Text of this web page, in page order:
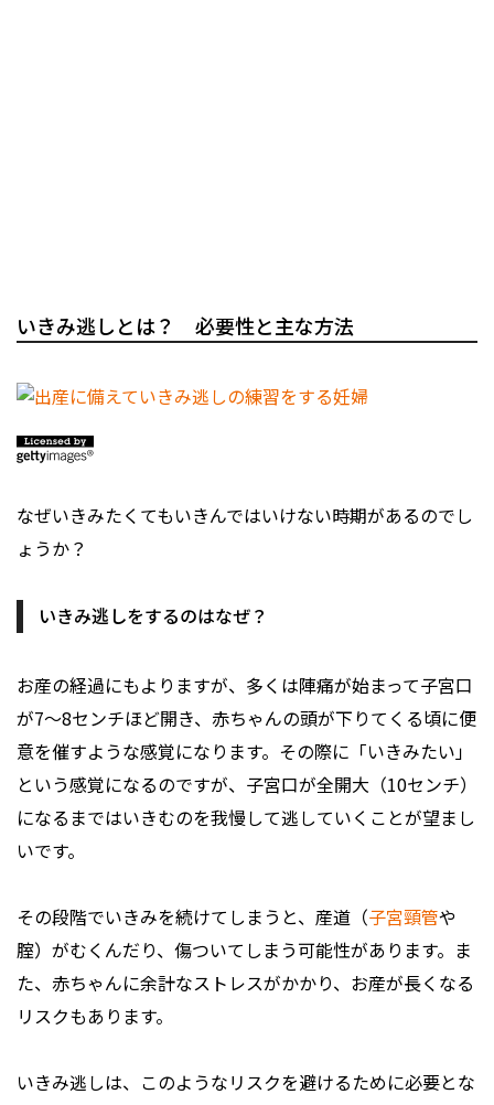
いきみ逃しとは？ 必要性と主な方法
なぜいきみたくてもいきんではいけない時期があるのでし
ょうか？
いきみ逃しをするのはなぜ？
お産の経過にもよりますが、多くは陣痛が始まって子宮口
が7～8センチほど開き、赤ちゃんの頭が下りてくる頃に便
意を催すような感覚になります。その際に「いきみたい」
という感覚になるのですが、子宮口が全開大（10センチ）
になるまではいきむのを我慢して逃していくことが望まし
いです。
その段階でいきみを続けてしまうと、産道（子宮頸管や
腟）がむくんだり、傷ついてしまう可能性があります。ま
た、赤ちゃんに余計なストレスがかかり、お産が長くなる
リスクもあります。
いきみ逃しは、このようなリスクを避けるために必要とな